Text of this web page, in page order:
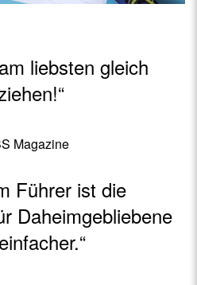
liebsten gleich
Magazine
Führer ist die
Daheimgebliebene